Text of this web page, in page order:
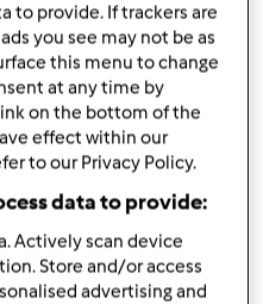
wariant
jakości 5g na 100g
to provide. If trackers are
you see may not be as
this menu to change
at any time by
on the bottom of the
effect within our
to our Privacy Policy.
data to provide:
Actively scan device
Store and/or access
advertising and